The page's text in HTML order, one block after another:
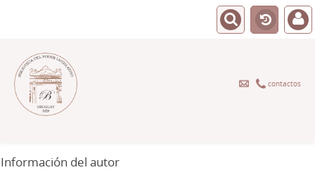
contactos
Información del autor